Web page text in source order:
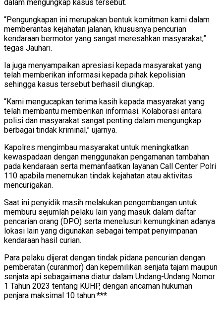
dalam mengungkap kasus tersebut.
“Pengungkapan ini merupakan bentuk komitmen kami dalam
memberantas kejahatan jalanan, khususnya pencurian
kendaraan bermotor yang sangat meresahkan masyarakat,”
tegas Jauhari.
Ia juga menyampaikan apresiasi kepada masyarakat yang
telah memberikan informasi kepada pihak kepolisian
sehingga kasus tersebut berhasil diungkap.
“Kami mengucapkan terima kasih kepada masyarakat yang
telah membantu memberikan informasi. Kolaborasi antara
polisi dan masyarakat sangat penting dalam mengungkap
berbagai tindak kriminal,” ujarnya.
Kapolres mengimbau masyarakat untuk meningkatkan
kewaspadaan dengan menggunakan pengamanan tambahan
pada kendaraan serta memanfaatkan layanan Call Center Polri
110 apabila menemukan tindak kejahatan atau aktivitas
mencurigakan.
Saat ini penyidik masih melakukan pengembangan untuk
memburu sejumlah pelaku lain yang masuk dalam daftar
pencarian orang (DPO) serta menelusuri kemungkinan adanya
lokasi lain yang digunakan sebagai tempat penyimpanan
kendaraan hasil curian.
Para pelaku dijerat dengan tindak pidana pencurian dengan
pemberatan (curanmor) dan kepemilikan senjata tajam maupun
senjata api sebagaimana diatur dalam Undang-Undang Nomor
1 Tahun 2023 tentang KUHP, dengan ancaman hukuman
penjara maksimal 10 tahun.***